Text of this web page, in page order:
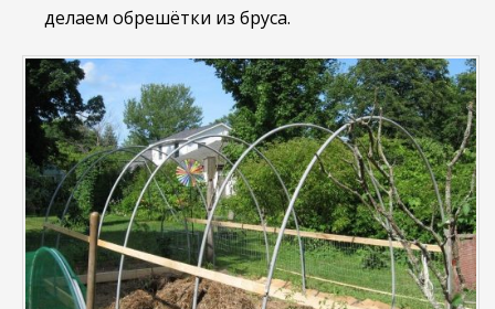
делаем обрешётки из бруса.